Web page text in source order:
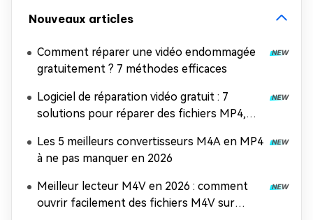
Nouveaux articles
Comment réparer une vidéo endommagée
gratuitement ? 7 méthodes efficaces
Logiciel de réparation vidéo gratuit : 7
solutions pour réparer des fichiers MP4,
Les 5 meilleurs convertisseurs M4A en MP4
à ne pas manquer en 2026
Meilleur lecteur M4V en 2026 : comment
ouvrir facilement des fichiers M4V sur